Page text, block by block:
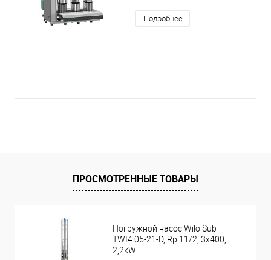
Подробнее
ПРОСМОТРЕННЫЕ ТОВАРЫ
Погружной насос Wilo Sub
TWI4.05-21-D, Rp 11/2, 3x400,
2,2kW